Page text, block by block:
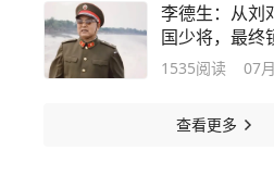
李德生：从刘
国少将，最终
胜局的前线总
1535阅读 07
查看更多